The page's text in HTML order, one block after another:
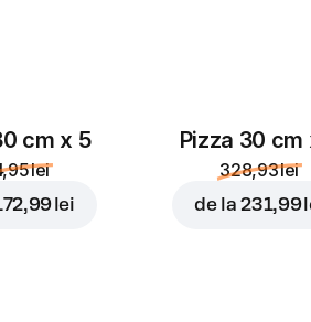
cm x 5
lei
lei
Pizza 30 cm
328,93 lei
de la231,99